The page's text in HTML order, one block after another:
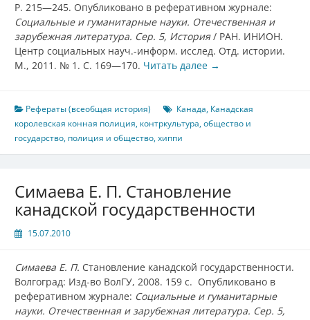
P. 215—245. Опубликовано в реферативном журнале:
Социальные и гуманитарные науки. Отечественная и
зарубежная литература. Сер. 5, История/ РАН. ИНИОН.
Центр социальных науч.-информ. исслед. Отд. истории.
М., 2011. № 1. С. 169—170. Читать далее →
Рефераты (всеобщая история) Канада, Канадская
королевская конная полиция, контркультура,общество и
государство, полиция и общество,хиппи
Симаева Е. П. Становление
канадской государственности
15.07.2010
Симаева Е. П. Становление канадской государственности.
Волгоград: Изд-во ВолГУ, 2008. 159 с. Опубликовано в
реферативном журнале: Социальные и гуманитарные
науки. Отечественная и зарубежная литература. Сер. 5,